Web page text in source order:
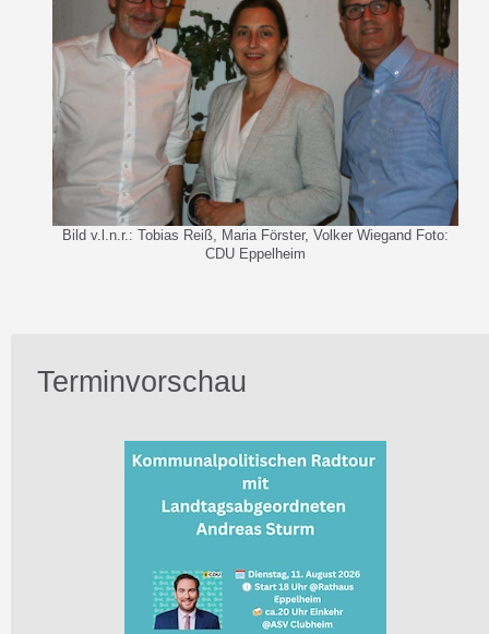
Bild v.l.n.r.: Tobias Reiß, Maria Förster, Volker Wiegand Foto:
CDU Eppelheim
Terminvorschau